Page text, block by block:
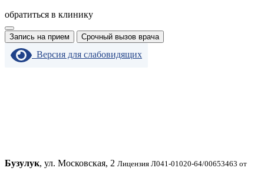
обратиться в клинику
Запись на прием Срочный вызов врача
Версия для слабовидящих
Бузулук, ул. Московская, 2 Лицензия Л041-01020-64/00653463 от